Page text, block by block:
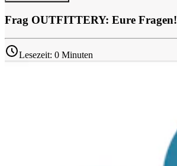
Frag OUTFITTERY: Eure Fragen!
Lesezeit: 0 Minuten